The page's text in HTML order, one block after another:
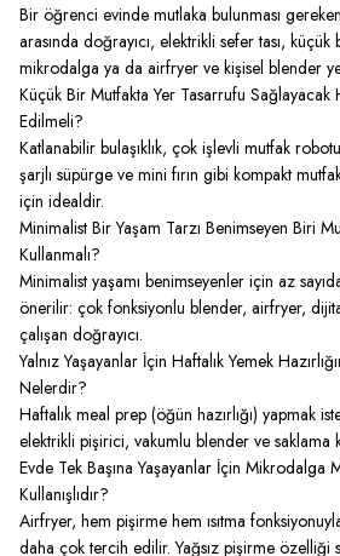
Bir öğrenci evinde mutlaka bulunması
arasında doğrayıcı, elektrikli sefer tası,
mikrodalga ya da airfryer ve kişisel blender
Küçük Bir Mutfakta Yer Tasarrufu Sağlayacak
Edilmeli?
Katlanabilir bulaşıklık, çok işlevli mutfak
şarjlı süpürge ve mini fırın gibi kompakt
için idealdir.
Minimalist Bir Yaşam Tarzı Benimseyen Biri
Kullanmalı?
Minimalist yaşamı benimseyenler için az
önerilir: çok fonksiyonlu blender, airfryer, dijital
çalışan doğrayıcı.
Yalnız Yaşayanlar İçin Haftalık Yemek
Nelerdir?
Haftalık meal prep (öğün hazırlığı) yapmak
elektrikli pişirici, vakumlu blender ve saklama
Evde Tek Başına Yaşayanlar İçin Mikrodalga
Kullanışlıdır?
Airfryer, hem pişirme hem ısıtma
daha çok tercih edilir. Yağsız pişirme özelliği